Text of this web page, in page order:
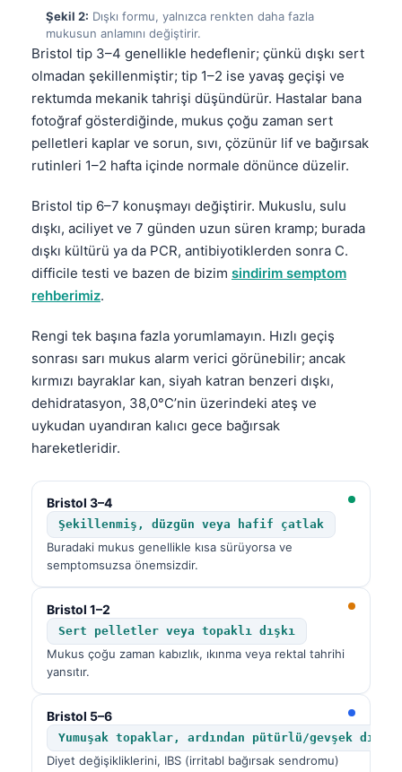
Şekil 2: Dışkı formu, yalnızca renkten daha fazla
mukusun anlamını değiştirir.
Bristol tip 3–4 genellikle hedeflenir; çünkü dışkı sert
olmadan şekillenmiştir; tip 1–2 ise yavaş geçişi ve
rektumda mekanik tahrişi düşündürür. Hastalar bana
fotoğraf gösterdiğinde, mukus çoğu zaman sert
pelletleri kaplar ve sorun, sıvı, çözünür lif ve bağırsak
rutinleri 1–2 hafta içinde normale dönünce düzelir.
Bristol tip 6–7 konuşmayı değiştirir. Mukuslu, sulu
dışkı, aciliyet ve 7 günden uzun süren kramp; burada
dışkı kültürü ya da PCR, antibiyotiklerden sonra C.
difficile testi ve bazen de bizim sindirim semptom
rehberimiz.
Rengi tek başına fazla yorumlamayın. Hızlı geçiş
sonrası sarı mukus alarm verici görünebilir; ancak
kırmızı bayraklar kan, siyah katran benzeri dışkı,
dehidratasyon, 38,0°C’nin üzerindeki ateş ve
uykudan uyandıran kalıcı gece bağırsak
hareketleridir.
Bristol 3–4
Şekillenmiş, düzgün veya hafif çatlak
Buradaki mukus genellikle kısa sürüyorsa ve
semptomsuzsa önemsizdir.
Bristol 1–2
Sert pelletler veya topaklı dışkı
Mukus çoğu zaman kabızlık, ıkınma veya rektal tahrihi
yansıtır.
Bristol 5–6
Yumuşak topaklar, ardından pütürlü/gevşek dışkı
Diyet değişikliklerini, IBS (irritabl bağırsak sendromu)